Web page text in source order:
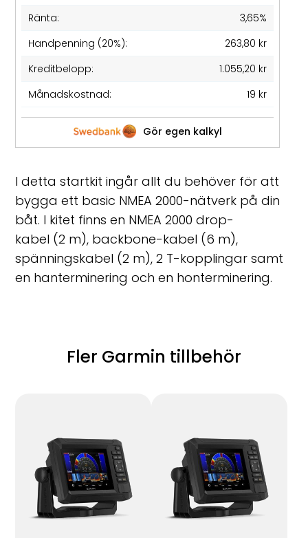
Ränta:
3,65%
Handpenning (20%):
263,80 kr
Kreditbelopp:
1.055,20 kr
Månadskostnad:
19 kr
Gör egen kalkyl
I detta startkit ingår allt du behöver för att
bygga ett basic NMEA 2000-nätverk på din
båt. I kitet finns en NMEA 2000 drop-
kabel (2 m), backbone-kabel (6 m),
spänningskabel (2 m), 2 T-kopplingar samt
en hanterminering och en honterminering.
Fler Garmin tillbehör